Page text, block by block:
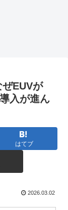
EUVが
入が進ん
はてブ
2026.03.02